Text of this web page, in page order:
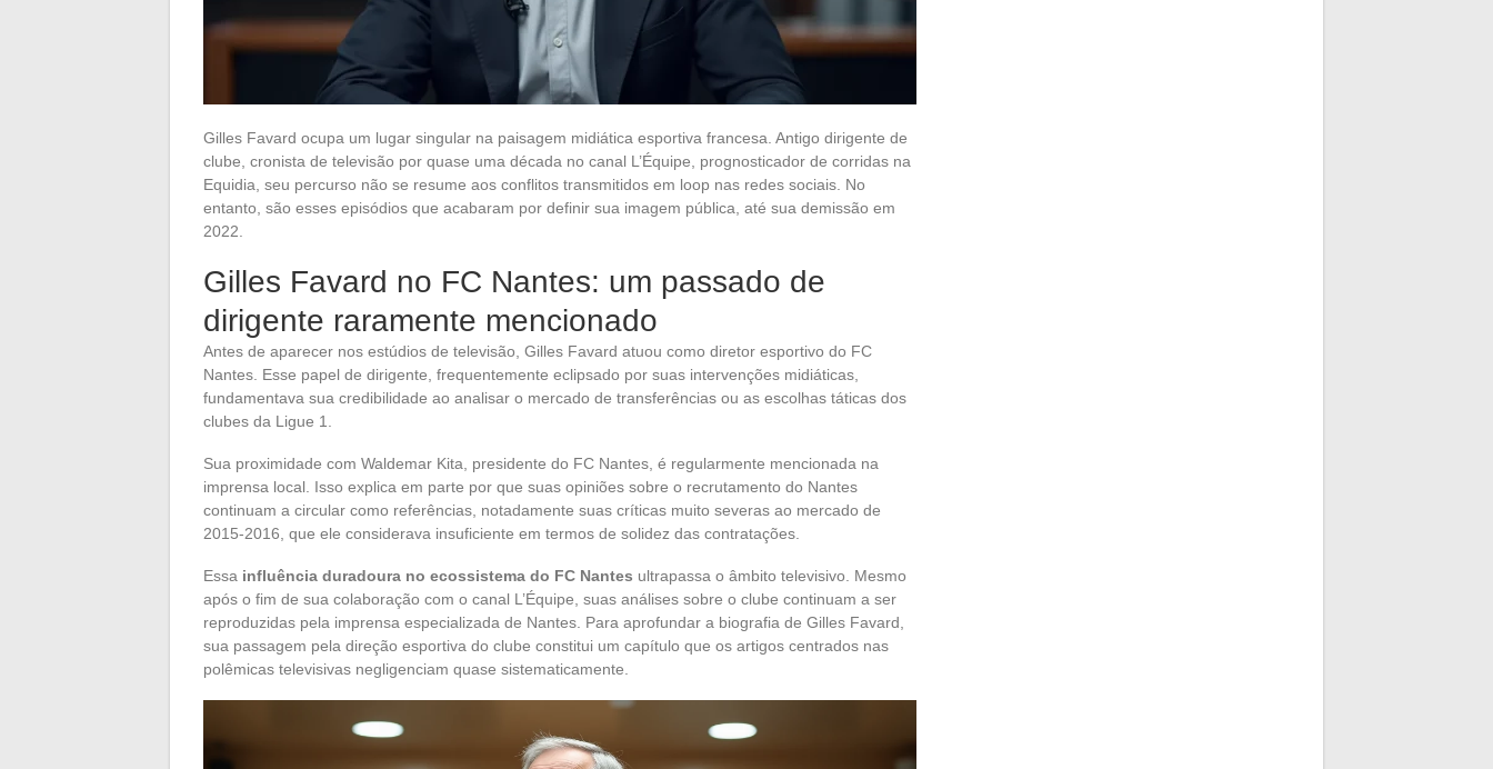
Gilles Favard ocupa um lugar singular na paisagem midiática esportiva francesa. Antigo dirigente de
clube, cronista de televisão por quase uma década no canal L’Équipe, prognosticador de corridas na
Equidia, seu percurso não se resume aos conflitos transmitidos em loop nas redes sociais. No
entanto, são esses episódios que acabaram por definir sua imagem pública, até sua demissão em
2022.
Gilles Favard no FC Nantes: um passado de
dirigente raramente mencionado
Antes de aparecer nos estúdios de televisão, Gilles Favard atuou como diretor esportivo do FC
Nantes. Esse papel de dirigente, frequentemente eclipsado por suas intervenções midiáticas,
fundamentava sua credibilidade ao analisar o mercado de transferências ou as escolhas táticas dos
clubes da Ligue 1.
Sua proximidade com Waldemar Kita, presidente do FC Nantes, é regularmente mencionada na
imprensa local. Isso explica em parte por que suas opiniões sobre o recrutamento do Nantes
continuam a circular como referências, notadamente suas críticas muito severas ao mercado de
2015-2016, que ele considerava insuficiente em termos de solidez das contratações.
Essa influência duradoura no ecossistema do FC Nantes ultrapassa o âmbito televisivo. Mesmo
após o fim de sua colaboração com o canal L’Équipe, suas análises sobre o clube continuam a ser
reproduzidas pela imprensa especializada de Nantes. Para aprofundar a biografia de Gilles Favard,
sua passagem pela direção esportiva do clube constitui um capítulo que os artigos centrados nas
polêmicas televisivas negligenciam quase sistematicamente.